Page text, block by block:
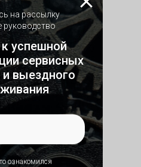
для ПК
успешной
сервисных
выездного
на рассылку
руководство
ознакомился